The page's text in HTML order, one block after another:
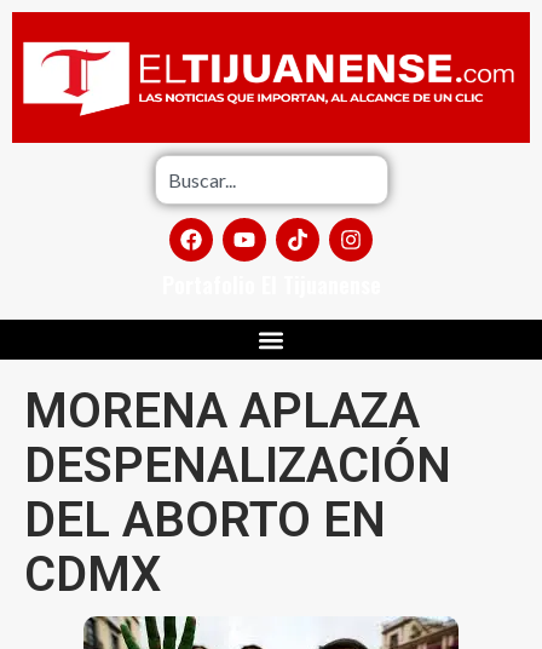
MORENA APLAZA
DESPENALIZACIÓN
DEL ABORTO EN
CDMX